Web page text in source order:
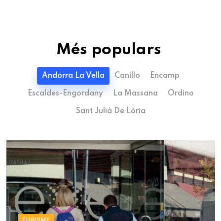
Més populars
Andorra La Vella Canillo Encamp
Escaldes-Engordany La Massana Ordino
Sant Julià De Lòria